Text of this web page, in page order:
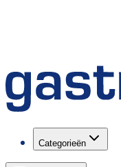
Categorieën